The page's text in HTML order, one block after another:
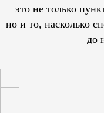
это не только
но и то, насколько
до